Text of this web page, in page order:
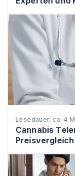
Lesedauer: ca. 4
Cannabis
Preisvergleich